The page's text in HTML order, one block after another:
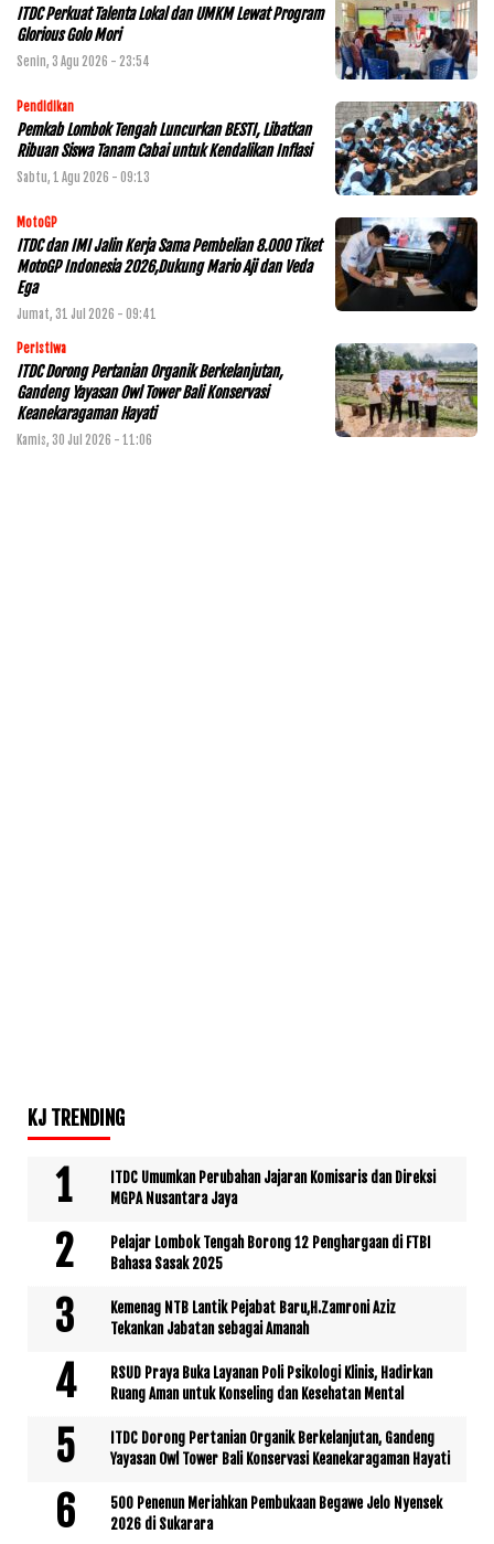
ITDC Perkuat Talenta Lokal dan UMKM Lewat Program
Glorious Golo Mori
Senin, 3 Agu 2026 - 23:54
Pendidikan
Pemkab Lombok Tengah Luncurkan BESTI, Libatkan
Ribuan Siswa Tanam Cabai untuk Kendalikan Inflasi
Sabtu, 1 Agu 2026 - 09:13
MotoGP
ITDC dan IMI Jalin Kerja Sama Pembelian 8.000 Tiket
MotoGP Indonesia 2026,Dukung Mario Aji dan Veda
Ega
Jumat, 31 Jul 2026 - 09:41
Peristiwa
ITDC Dorong Pertanian Organik Berkelanjutan,
Gandeng Yayasan Owl Tower Bali Konservasi
Keanekaragaman Hayati
Kamis, 30 Jul 2026 - 11:06
KJ TRENDING
ITDC Umumkan Perubahan Jajaran Komisaris dan Direksi
MGPA Nusantara Jaya
Pelajar Lombok Tengah Borong 12 Penghargaan di FTBI
Bahasa Sasak 2025
Kemenag NTB Lantik Pejabat Baru,H.Zamroni Aziz
Tekankan Jabatan sebagai Amanah
RSUD Praya Buka Layanan Poli Psikologi Klinis, Hadirkan
Ruang Aman untuk Konseling dan Kesehatan Mental
ITDC Dorong Pertanian Organik Berkelanjutan, Gandeng
Yayasan Owl Tower Bali Konservasi Keanekaragaman Hayati
500 Penenun Meriahkan Pembukaan Begawe Jelo Nyensek
2026 di Sukarara